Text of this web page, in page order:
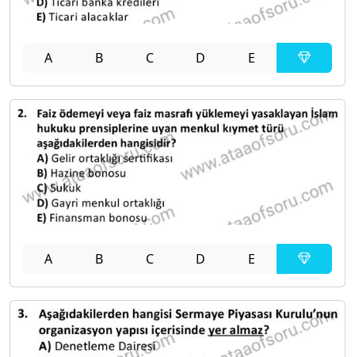
A B C D E
A B C D E